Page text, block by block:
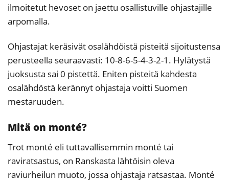
ilmoitetut hevoset on jaettu osallistuville ohjastajille
arpomalla.
Ohjastajat keräsivät osalähdöistä pisteitä sijoitustensa
perusteella seuraavasti: 10-8-6-5-4-3-2-1. Hylätystä
juoksusta sai 0 pistettä. Eniten pisteitä kahdesta
osalähdöstä kerännyt ohjastaja voitti Suomen
mestaruuden.
Mitä on monté?
Trot monté eli tuttavallisemmin monté tai
raviratsastus, on Ranskasta lähtöisin oleva
raviurheilun muoto, jossa ohjastaja ratsastaa. Monté